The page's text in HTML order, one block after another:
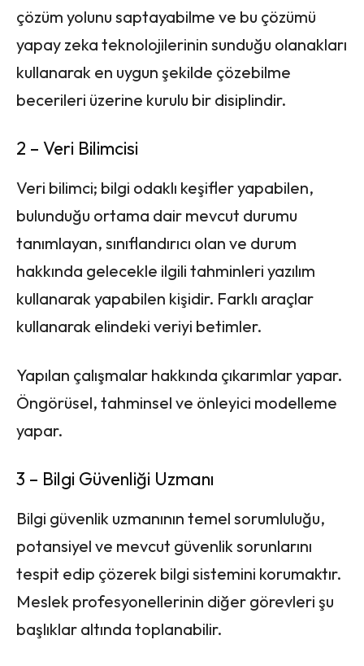
çözüm yolunu saptayabilme ve bu çözümü
yapay zeka teknolojilerinin sunduğu olanakları
kullanarak en uygun şekilde çözebilme
becerileri üzerine kurulu bir disiplindir.
2 – Veri Bilimcisi
Veri bilimci; bilgi odaklı keşifler yapabilen,
bulunduğu ortama dair mevcut durumu
tanımlayan, sınıflandırıcı olan ve durum
hakkında gelecekle ilgili tahminleri yazılım
kullanarak yapabilen kişidir. Farklı araçlar
kullanarak elindeki veriyi betimler.
Yapılan çalışmalar hakkında çıkarımlar yapar.
Öngörüsel, tahminsel ve önleyici modelleme
yapar.
3 – Bilgi Güvenliği Uzmanı
Bilgi güvenlik uzmanının temel sorumluluğu,
potansiyel ve mevcut güvenlik sorunlarını
tespit edip çözerek bilgi sistemini korumaktır.
Meslek profesyonellerinin diğer görevleri şu
başlıklar altında toplanabilir.